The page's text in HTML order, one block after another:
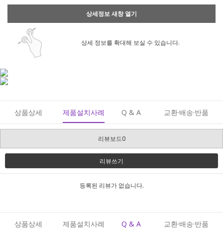
상세정보 새창 열기
상세 정보를 확대해 보실 수 있습니다.
상품상세 제품설치사례 Q & A 교환·배송·반품
리뷰보드0
리뷰쓰기
등록된 리뷰가 없습니다.
상품상세 제품설치사례 Q & A 교환·배송·반품